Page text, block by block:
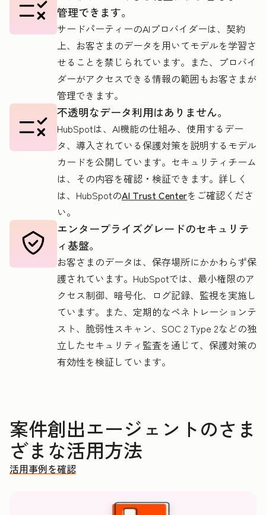
た
件
ェ
ト
管理できます。
サードパーティーのAIプロバイダーは、契約
上、お客さまのデータを用いてモデルを学習さ
せることを禁じられています。また、プロバイ
ダーがアクセスできる情報の範囲もお客さまが
管理できます。
不透明なデータ利用はありません。
HubSpotは、AI機能の仕組み、使用するデー
タ、導入されている保護対策を説明するモデル
カードを公開しています。セキュリティチーム
は、その内容を確認・検証できます。詳しく
は、HubSpotのAI Trust Centerをご確認くださ
い。
エンタープライズグレードのセキュリテ
ィ基盤。
お客さまのデータは、保存場所にかかわらず保
護されています。HubSpotでは、最小権限のア
クセス制御、暗号化、ログ記録、監視を実施し
ています。また、定期的なペネトレーションテ
スト、脆弱性スキャン、SOC 2 Type 2などの独
立したセキュリティ監査を通じて、保護対策の
有効性を検証しています。
案件創出エージェントのさま
ざまな活用方法
活用事例を確認